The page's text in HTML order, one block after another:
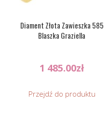
Diament Złota Zawieszka 585
Blaszka Graziella
1 485.00zł
Przejdź do produktu